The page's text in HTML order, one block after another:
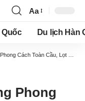
Font
Resizer
Aa
Du lịch Hàn
Cầu, Lọt Top 50 Danh Sách Esquire
Phong